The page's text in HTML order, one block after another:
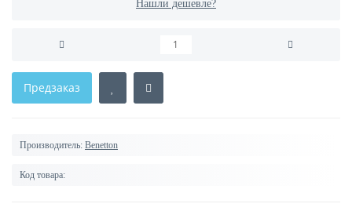
Нашли дешевле?
Предзаказ
Производитель: Benetton
Код товара: